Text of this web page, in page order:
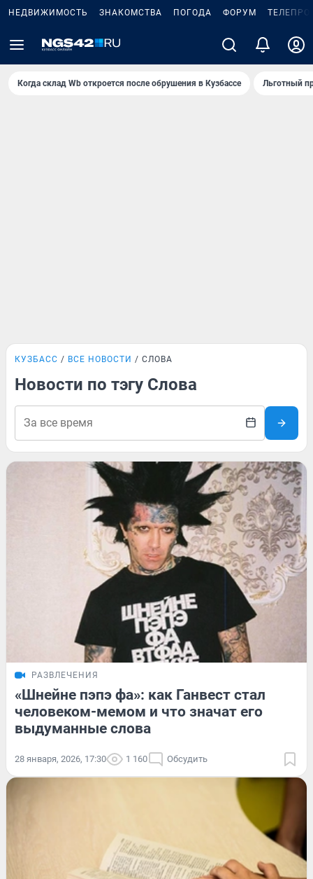
НЕДВИЖИМОСТЬ ЗНАКОМСТВА ПОГОДА ФОРУМ
Когда склад Wb откроется после обрушения в Кузбассе Льготный
КУЗБАСС ВСЕ НОВОСТИ СЛОВА
Новости по тэгу Слова
РАЗВЛЕЧЕНИЯ
«Шнейне пэпэ фа»: как Ганвест стал
человеком-мемом и что значат его
выдуманные слова
28 января, 2026, 17:30 1 160 Обсудить